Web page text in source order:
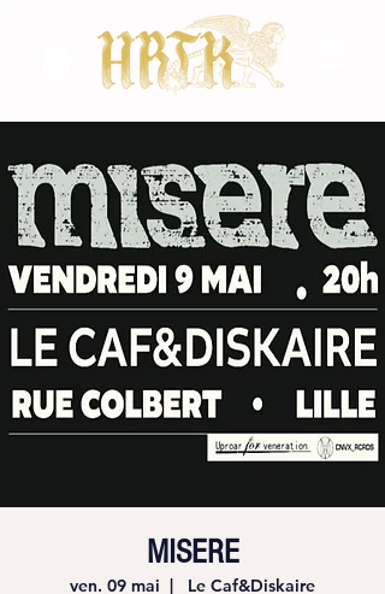
MISERE
ven. 09 mai
  |
Le Caf&Diskaire